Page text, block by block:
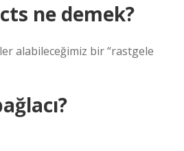
ne demek?
alabileceğimiz bir “rastgele